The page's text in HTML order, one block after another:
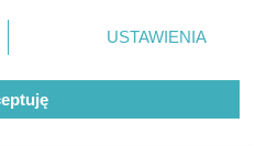
ustawień prywatności
rogu strony
nie wymagają zgody
sprzeciwić się takiemu
miały zastosowania tylko
USTAWIENIA